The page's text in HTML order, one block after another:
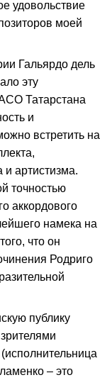
удовольствие
моей
Гальярдо дель
эту
Татарстана
и
встретить на
и артистизма.
точностью
аккордового
намека на
что он
Родриго
публику
– это